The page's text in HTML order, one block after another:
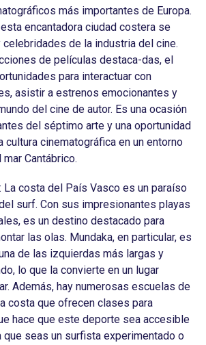
más importantes de Europa.
encantadora ciudad costera se
celebridades de la industria del cine.
de películas destaca-das, el
para interactuar con
asistir a estrenos emocionantes y
del cine de autor. Es una ocasión
del séptimo arte y una oportunidad
cultura cinematográfica en un entorno
Cantábrico.
La costa del País Vasco es un paraíso
surf. Con sus impresionantes playas
es un destino destacado para
las olas. Mundaka, en particular, es
de las izquierdas más largas y
lo que la convierte en un lugar
Además, hay numerosas escuelas de
costa que ofrecen clases para
hace que este deporte sea accesible
que seas un surfista experimentado o